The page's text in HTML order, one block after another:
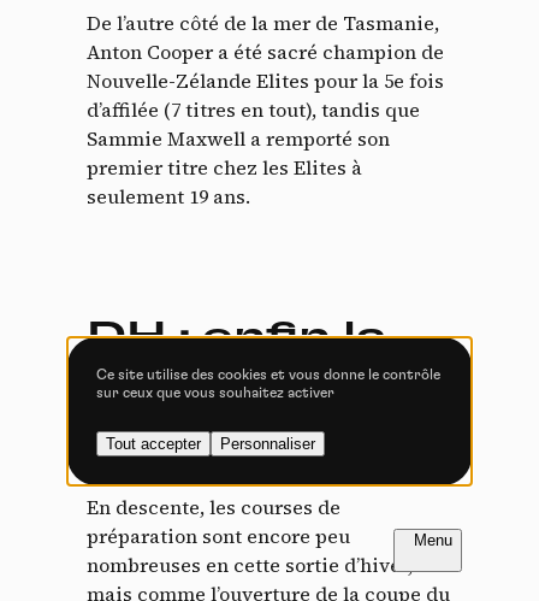
NL
De l’autre côté de la mer de Tasmanie,
Anton Cooper a été sacré champion de
Nouvelle-Zélande Elites pour la 5e fois
d’affilée (7 titres en tout), tandis que
Sammie Maxwell a remporté son
premier titre chez les Elites à
seulement 19 ans.
DH : enfin la
reprise
En descente, les courses de
préparation sont encore peu
nombreuses en cette sortie d’hiver,
mais comme l’ouverture de la coupe du
Politique de confidentialité
Tout refuser
Vidéos
Vimeo interdit -Ce service peut déposer
Autoriser Interdire
YouTube interdit -
déposer 4 cookies.
Autoriser Interdire
Ce site utilise des cookies et vous donne le contrôle
sur ceux que vous souhaitez activer
Tout accepter Personnaliser